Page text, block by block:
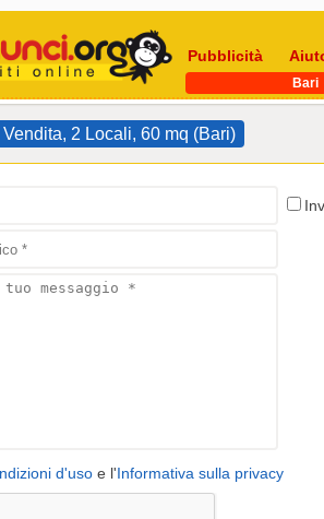
Pubblicità
Bari
2 Locali, 60 mq (Bari)
d'uso e l'Informativa sulla privacy